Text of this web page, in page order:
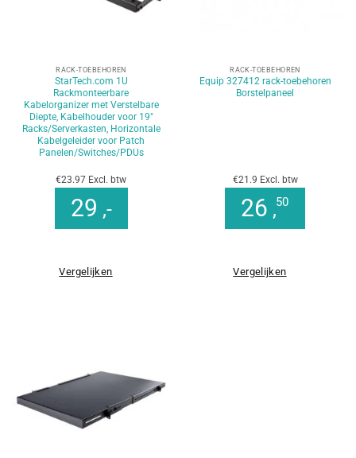
RACK-TOEBEHOREN
StarTech.com 1U
Rackmonteerbare
Kabelorganizer met Verstelbare
Diepte, Kabelhouder voor 19″
Racks/Serverkasten, Horizontale
Kabelgeleider voor Patch
Panelen/Switches/PDUs
€23.97 Excl. btw
29 ,-
Vergelijken
RACK-TOEBEHOREN
Equip 327412 rack-toebehoren
Borstelpaneel
€21.9 Excl. btw
26 ,50
Vergelijken